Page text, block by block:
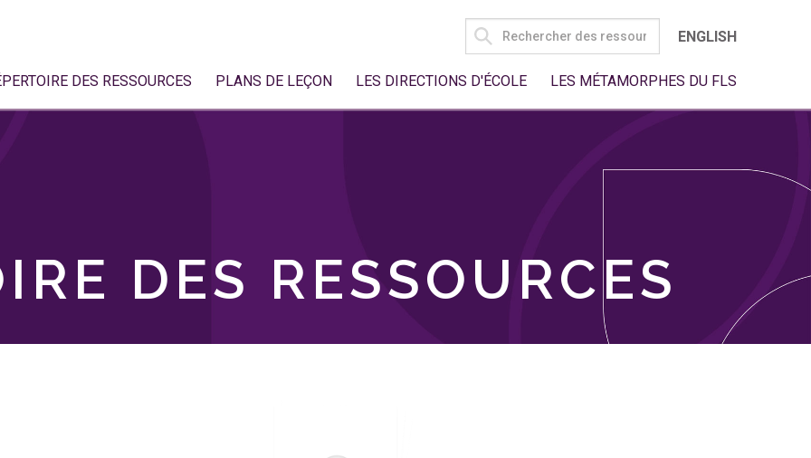
SEARCH
FOR:
ENGLISH
DES RESSOURCES PLANS DE LEÇON LES DIRECTIONS D'ÉCOLE LES MÉTAMORPHES DU FLS
DES RESSOURCES